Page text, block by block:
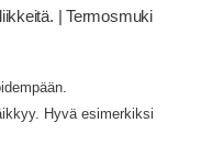
| Termosmuki
Hyvä esimerkiksi